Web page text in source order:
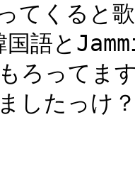
てくると
語と
ろってま
したっけ